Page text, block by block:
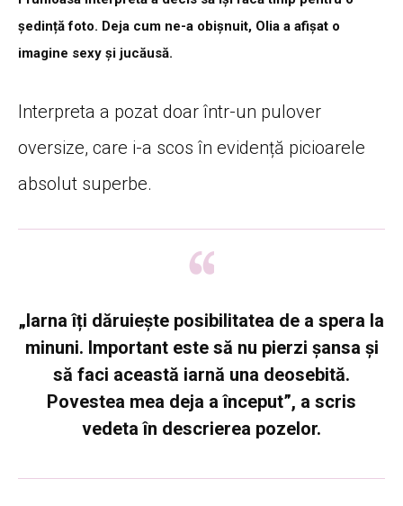
ședință foto. Deja cum ne-a obișnuit, Olia a afișat o
imagine sexy și jucăusă.
Interpreta a pozat doar într-un pulover
oversize, care i-a scos în evidență picioarele
absolut superbe.
„Iarna îți dăruiește posibilitatea de a spera la
minuni. Important este să nu pierzi șansa și
să faci această iarnă una deosebită.
Povestea mea deja a început”, a scris
vedeta în descrierea pozelor.